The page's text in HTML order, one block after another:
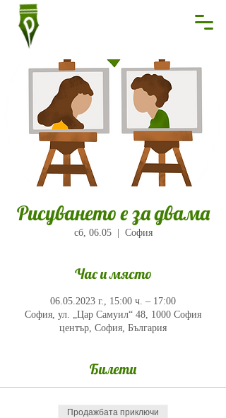
Рисуването е за двама
сб, 06.05
  |
София
Час и място
06.05.2023 г., 15:00 ч. – 17:00
София, ул. „Цар Самуил“ 48, 1000 София
център, София, България
Билети
Продажбата приключи